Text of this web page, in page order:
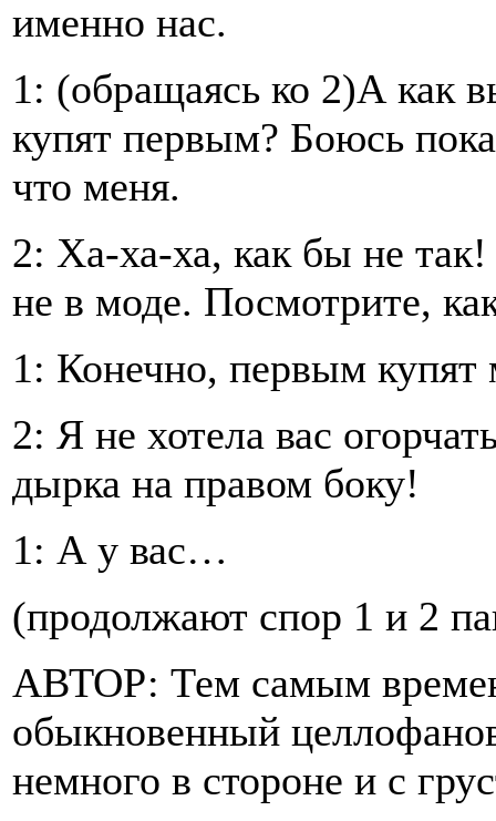
именно нас.
1: (обращаясь ко 2)А как
купят первым? Боюсь
что меня.
2: Ха-ха-ха, как бы не
не в моде. Посмотрите,
1: Конечно, первым купят
2: Я не хотела вас
дырка на правом боку!
1: А у вас…
(продолжают спор 1 и 2
АВТОР: Тем самым
обыкновенный
немного в стороне и с